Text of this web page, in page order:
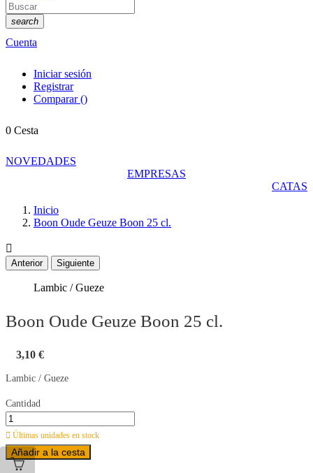
search
Cuenta
Iniciar sesión
Registrar
Comparar()
0 Cesta
NOVEDADES
EMPRESAS
CATAS
Inicio
Boon Oude Geuze Boon 25 cl.

Anterior Siguiente
Lambic / Gueze
Boon Oude Geuze Boon 25 cl.
3,10 €
Lambic / Gueze
Cantidad
 Últimas unidades en stock
Añadir a la cesta